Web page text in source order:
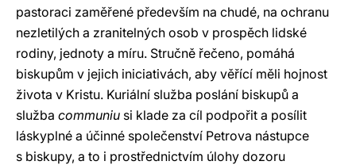
pastoraci zaměřené především na chudé, na ochranu
nezletilých a zranitelných osob v prospěch lidské
rodiny, jednoty a míru. Stručně řečeno, pomáhá
biskupům v jejich iniciativách, aby věřící měli hojnost
života v Kristu. Kuriální služba poslání biskupů a
služba communiu si klade za cíl podpořit a posílit
láskyplné a účinné společenství Petrova nástupce
s biskupy, a to i prostřednictvím úlohy dozoru